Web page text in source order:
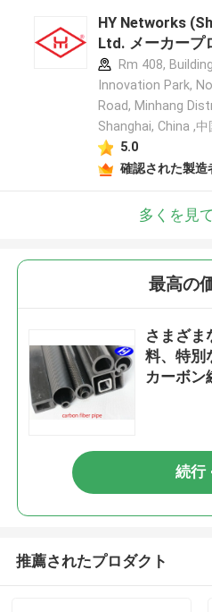
HY Networks
Ltd. メーカープ
Rm 408,
Innovation Park,
Road, Minhang
Shanghai, China ,中
5.0
確認された製造
多くを見
最高の
さまざま
料、特別
カーボン
続行
推薦されたプロダクト